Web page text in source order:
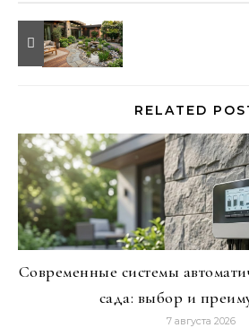
RELATED
Современные системы
сада: выбор и
7 августа 2026